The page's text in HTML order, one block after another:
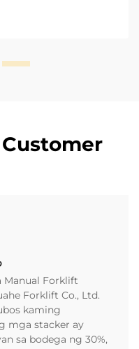
Forklift
Forklift Co., Ltd.
kaming
mga stacker ay
sa bodega ng 30%,